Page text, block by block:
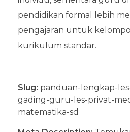
pendidikan formal lebih
pengajaran untuk
kurikulum standar.
Slug: panduan-lengkap-
gading-guru-les-privat-
matematika-sd